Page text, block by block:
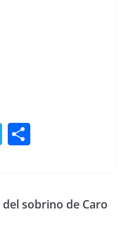
T
gr p
sobrino de Caro